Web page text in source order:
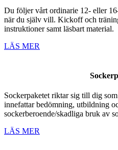
Du följer vårt ordinarie 12- eller
när du själv vill. Kickoff och
instruktioner samt läsbart material.
LÄS MER
Sockerpaketet riktar sig till dig
innefattar bedömning, utbildning
sockerberoende/skadliga bruk av
LÄS MER